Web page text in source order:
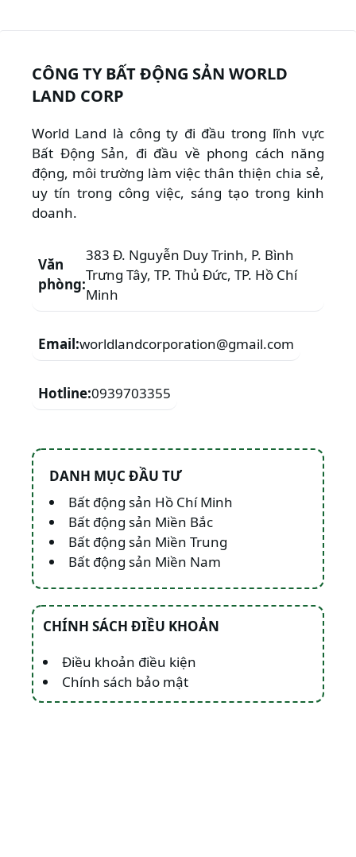
CÔNG TY BẤT ĐỘNG SẢN WORLD
LAND CORP
World Land là công ty đi đầu trong lĩnh vực
Bất Động Sản, đi đầu về phong cách năng
động, môi trường làm việc thân thiện chia sẻ,
uy tín trong công việc, sáng tạo trong kinh
doanh.
Văn
phòng:
383 Đ. Nguyễn Duy Trinh, P. Bình
Trưng Tây, TP. Thủ Đức, TP. Hồ Chí
Minh
Email:worldlandcorporation@gmail.com
Hotline:0939703355
DANH MỤC ĐẦU TƯ
Bất động sản Hồ Chí Minh
Bất động sản Miền Bắc
Bất động sản Miền Trung
Bất động sản Miền Nam
CHÍNH SÁCH ĐIỀU KHOẢN
Điều khoản điều kiện
Chính sách bảo mật